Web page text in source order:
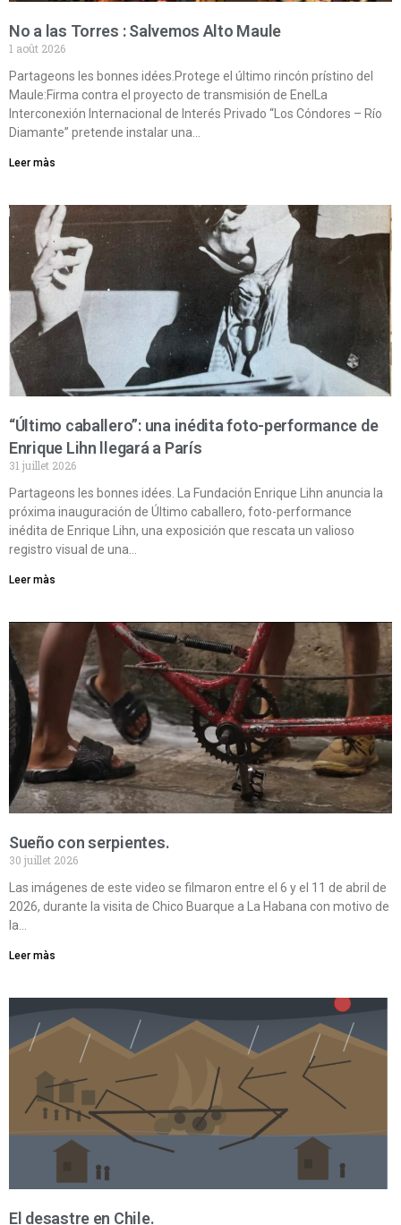
No a las Torres : Salvemos Alto Maule
1 août 2026
Partageons les bonnes idées.Protege el último rincón prístino del
Maule:Firma contra el proyecto de transmisión de EnelLa
Interconexión Internacional de Interés Privado “Los Cóndores – Río
Diamante” pretende instalar una…
Leer màs
“Último caballero”: una inédita foto-performance de
Enrique Lihn llegará a París
31 juillet 2026
Partageons les bonnes idées. La Fundación Enrique Lihn anuncia la
próxima inauguración de Último caballero, foto-performance
inédita de Enrique Lihn, una exposición que rescata un valioso
registro visual de una…
Leer màs
Sueño con serpientes.
30 juillet 2026
Las imágenes de este video se filmaron entre el 6 y el 11 de abril de
2026, durante la visita de Chico Buarque a La Habana con motivo de
la…
Leer màs
El desastre en Chile.